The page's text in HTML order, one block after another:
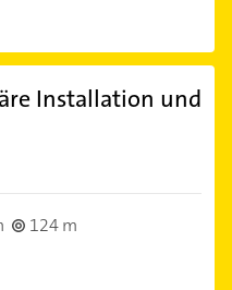
Installation und
124 m